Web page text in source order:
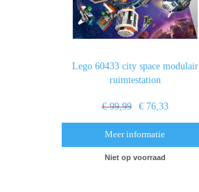
Lego 60433 city space modulair
ruimtestation
€ 99,99 € 76,33
Meer informatie
Niet op voorraad